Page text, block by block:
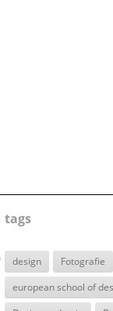
tags
design Fotografie
european school of